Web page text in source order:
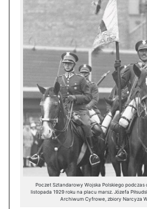
Poczet Sztandarowy Wojska Polskiego podczas
listopada 1929 roku na placu marsz. Józefa
Archiwum Cyfrowe, zbiory Narcyza